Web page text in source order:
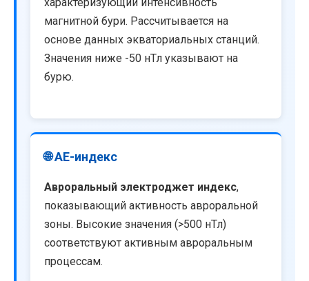
магнитной бури. Рассчитывается на
основе данных экваториальных станций.
Значения ниже -50 нТл указывают на
бурю.
🌐 AE-индекс
Авроральный электроджет индекс,
показывающий активность авроральной
зоны. Высокие значения (>500 нТл)
соответствуют активным авроральным
процессам.